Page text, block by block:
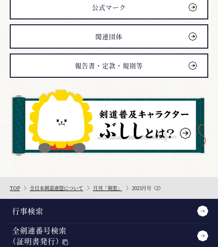
公式マーク
関連団体
報告書・定款・規則等
TOP 全日本剣道連盟について 月刊「剣窓」 2023月号（2）
行事検索
全剣連番号検索
（証明書発行）